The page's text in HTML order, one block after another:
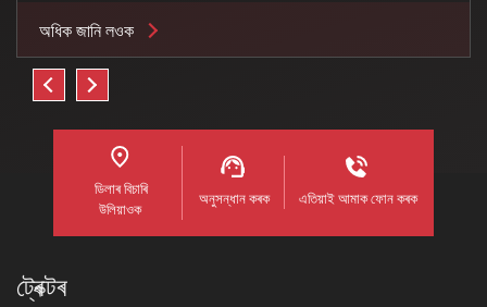
অধিক জানি লওক
ডিলাৰ বিচাৰি
উলিয়াওক
অনুসন্ধান কৰক এতিয়াই আমাক ফোন কৰক
ট্ৰেক্টৰ